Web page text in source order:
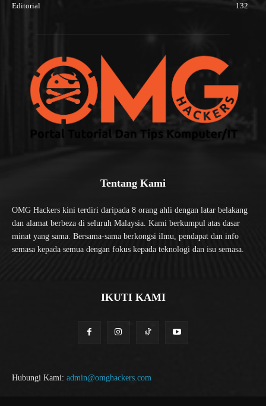
Editorial
132
Tentang Kami
OMG Hackers kini terdiri daripada 8 orang ahli dengan latar belakang
dan alamat berbeza di seluruh Malaysia. Kami berkumpul atas dasar
minat yang sama. Bersama-sama berkongsi ilmu, pendapat dan info
semasa kepada semua dengan fokus kepada teknologi dan isu semasa.
IKUTI KAMI
Hubungi Kami: admin@omghackers.com